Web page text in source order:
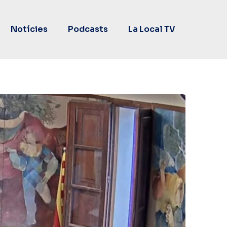
Notícies Podcasts La Local TV